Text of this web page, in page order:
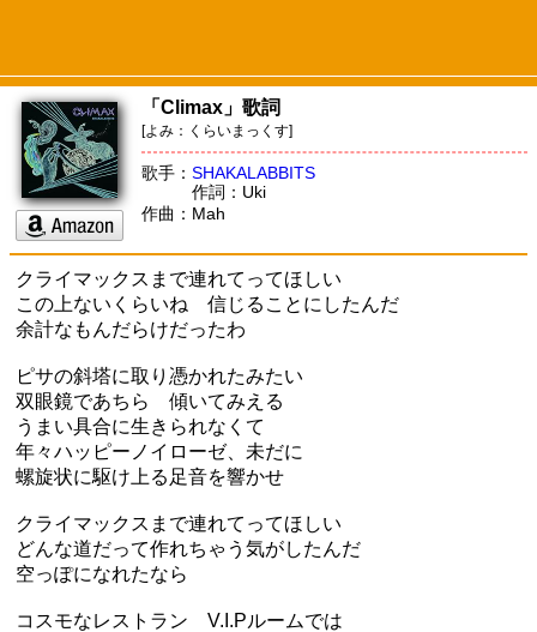
「Climax」歌詞
[よみ：くらいまっくす]
歌手： SHAKALABBITS
作詞：Uki
作曲：Mah
クライマックスまで連れてってほしい
この上ないくらいね 信じることにしたんだ
余計なもんだらけだったわ
ピサの斜塔に取り憑かれたみたい
双眼鏡であちら 傾いてみえる
うまい具合に生きられなくて
年々ハッピーノイローゼ、未だに
螺旋状に駆け上る足音を響かせ
クライマックスまで連れてってほしい
どんな道だって作れちゃう気がしたんだ
空っぽになれたなら
コスモなレストラン V.I.Pルームでは